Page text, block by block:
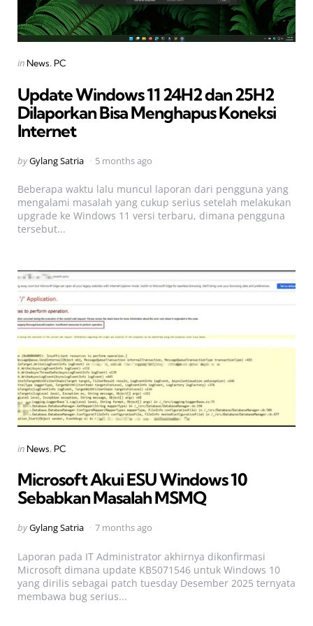
Categories
Posted
in News PC
Update Windows 11 24H2 dan 25H2
Dilaporkan Bisa Menghapus Koneksi
Internet
Posted
byGylang Satria 5 months ago
Beberapa waktu lalu muncul laporan dari pengguna yang
mengalami masalah yang cukup serius setelah melakukan
upgrade ke Windows 11 versi terbaru, dimana pengguna
tersebut...
Categories
Posted
in News PC
Microsoft Akui ESU Windows 10
Sebabkan Masalah MSMQ
Posted
byGylang Satria 7 months ago
Laporan pada IT Administrator akhirnya dikonfirmasi
Microsoft dimana update KB5071546 untuk Windows 10
yang dirilis sebagai patch tuesday Desember 2025 ternyata
membawa bug serius...